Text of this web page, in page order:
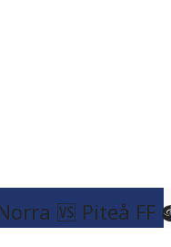
🆚 Piteå FF